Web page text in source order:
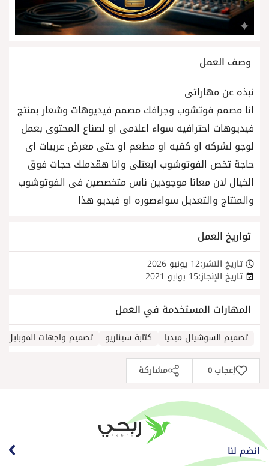
وصف العمل
نبذه عن مهاراتى
انا مصمم فوتشوب وجرافك مصمم فيديوهات وشعار بمنتج
فيديوهات احترافيه سواء اعلامى او لصناع المحتوى بعمل
لوجو لشركه او كفيه او مطعم او حتى معرض عربيات اى
حاجة تخص الفوتوشوب ابعتلى وانا هقدملك حجات فوق
الخيال لان معانا موجودين ناس متخصصين فى الفوتوشوب
والمنتاج والتعديل سواءصوره او فيديو هذا
تواريخ العمل
تاريخ النشر:12 يونيو 2026
تاريخ الإنجاز:15 يوليو 2021
المهارات المستخدمة في العمل
تصميم السوشيال ميديا كتابة سيناريو
تصميم واجهات الموبايل
إعجاب 0 مشاركة
انضم لنا